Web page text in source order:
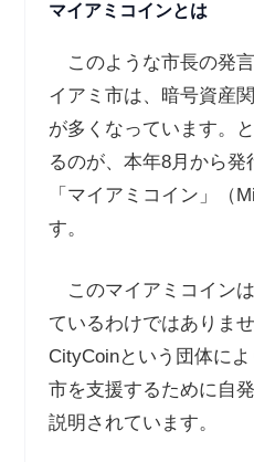
マイアミコインとは
このような市長の発
イアミ市は、暗号資産
が多くなっています。
るのが、本年8月から発
「マイアミコイン」（
す。
このマイアミコイン
ているわけではありま
CityCoinという団体に
市を支援するために自
説明されています。